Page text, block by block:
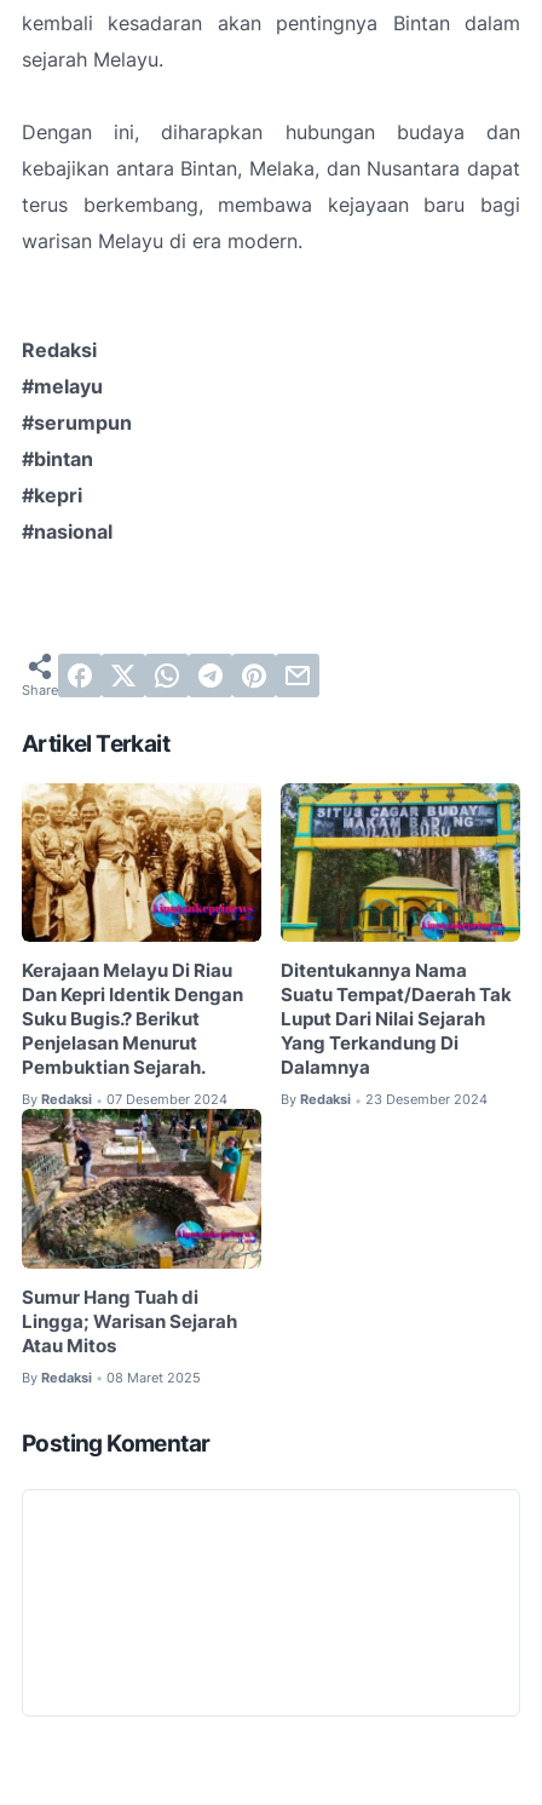
kembali kesadaran akan pentingnya Bintan dalam
sejarah Melayu.
Dengan ini, diharapkan hubungan budaya dan
kebajikan antara Bintan, Melaka, dan Nusantara dapat
terus berkembang, membawa kejayaan baru bagi
warisan Melayu di era modern.
Redaksi
#melayu
#serumpun
#bintan
#kepri
#nasional
Artikel Terkait
Kerajaan Melayu Di Riau
Dan Kepri Identik Dengan
Suku Bugis.? Berikut
Penjelasan Menurut
Pembuktian Sejarah.
By Redaksi • 07 Desember 2024
Ditentukannya Nama
Suatu Tempat/Daerah Tak
Luput Dari Nilai Sejarah
Yang Terkandung Di
Dalamnya
By Redaksi • 23 Desember 2024
Sumur Hang Tuah di
Lingga; Warisan Sejarah
Atau Mitos
By Redaksi • 08 Maret 2025
Posting Komentar